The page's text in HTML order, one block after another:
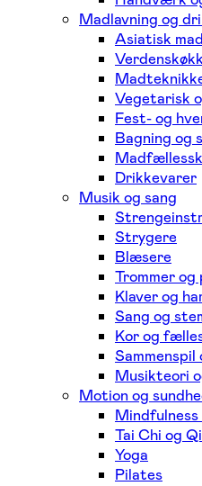
Madlavning og
Asiatisk mad
Vegetarisk
Fest- og
Bagning og
Drikkevarer
Musik og sang
Strygere
Blæsere
Trommer og
Klaver og
Sang og
Kor og
Musikteori
Motion og
Tai Chi og
Yoga
Pilates